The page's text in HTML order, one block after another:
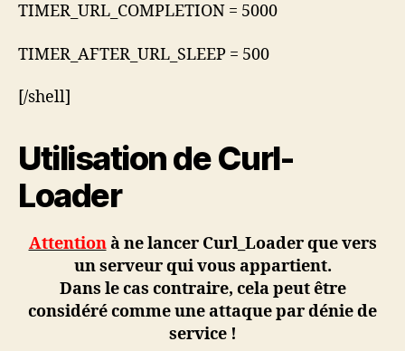
TIMER_URL_COMPLETION = 5000
TIMER_AFTER_URL_SLEEP = 500
[/shell]
Utilisation de Curl-
Loader
Attentionà ne lancer Curl_Loader que vers
un serveur qui vous appartient.
Dans le cas contraire, cela peut être
considéré comme une attaque par dénie de
service !